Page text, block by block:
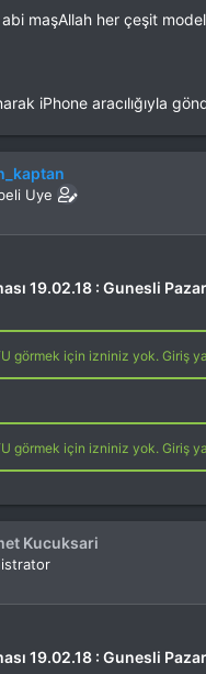
maşAllah her çeşit
iPhone aracılığıyla
Uye
19.02.18 : Gunesli
görmek için izniniz yok. Giriş
görmek için izniniz yok. Giriş
Kucuksari
19.02.18 : Gunesli